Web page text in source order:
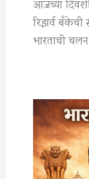
रिझर्व
भारताची